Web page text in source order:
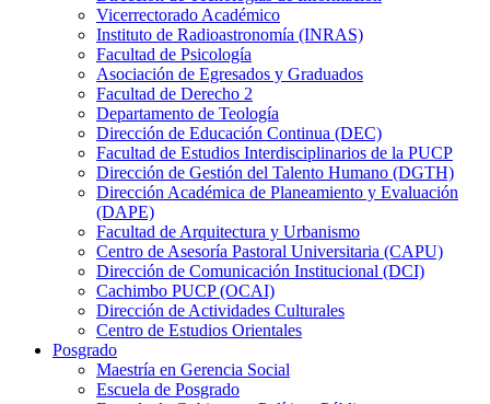
Vicerrectorado Académico
Instituto de Radioastronomía (INRAS)
Facultad de Psicología
Asociación de Egresados y Graduados
Facultad de Derecho 2
Departamento de Teología
Dirección de Educación Continua (DEC)
Facultad de Estudios Interdisciplinarios de la PUCP
Dirección de Gestión del Talento Humano (DGTH)
Dirección Académica de Planeamiento y Evaluación
(DAPE)
Facultad de Arquitectura y Urbanismo
Centro de Asesoría Pastoral Universitaria (CAPU)
Dirección de Comunicación Institucional (DCI)
Cachimbo PUCP (OCAI)
Dirección de Actividades Culturales
Centro de Estudios Orientales
Posgrado
Maestría en Gerencia Social
Escuela de Posgrado